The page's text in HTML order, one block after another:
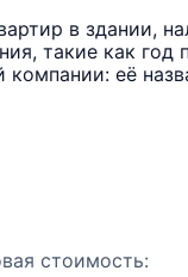
в здании,
такие как год
её
стоимость: